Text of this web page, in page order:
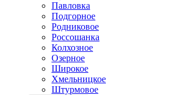
Павловка
Подгорное
Родниковое
Россошанка
Колхозное
Озерное
Широкое
Хмельницкое
Штурмовое